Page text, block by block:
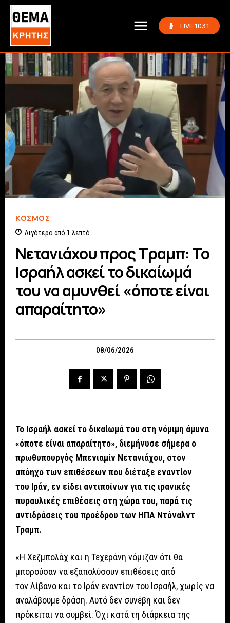
LIVE 103.1
ΚΌΣΜΟΣ
Λιγότερο από 1 λεπτό
Νετανιάχου προς Τραμπ: Το
Ισραήλ ασκεί το δικαίωμά
του να αμυνθεί «όποτε είναι
απαραίτητο»
08/06/2026
Το Ισραήλ ασκεί το δικαίωμά του στη νόμιμη άμυνα
«όποτε είναι απαραίτητο», διεμήνυσε σήμερα ο
πρωθυπουργός Μπενιαμίν Νετανιάχου, στον
απόηχο των επιθέσεων που διέταξε εναντίον
του Ιράν, εν είδει αντιποίνων για τις ιρανικές
πυραυλικές επιθέσεις στη χώρα του, παρά τις
αντιδράσεις του προέδρου των ΗΠΑ Ντόναλντ
Τραμπ.
«Η Χεζμπολάχ και η Τεχεράνη νόμιζαν ότι θα
μπορούσαν να εξαπολύσουν επιθέσεις από
τον Λίβανο και το Ιράν εναντίον του Ισραήλ, χωρίς να
αναλάβουμε δράση. Αυτό δεν συνέβη και δεν
πρόκειται να συμβεί. Όχι κατά τη διάρκεια της